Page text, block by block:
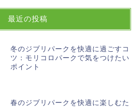
最近の投稿
冬のジブリパークを快適に過ごすコ
ツ：モリコロパークで気をつけたい
ポイント
春のジブリパークを快適に楽しむた